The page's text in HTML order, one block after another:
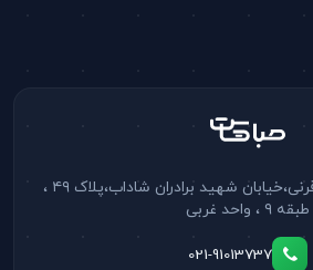
خیابان شهید سپهبد قرنی،خیابان شهید برادران شاداب،پلاک ۴۹ ،
طبقه ۹ ، واحد غربی
021-91013737